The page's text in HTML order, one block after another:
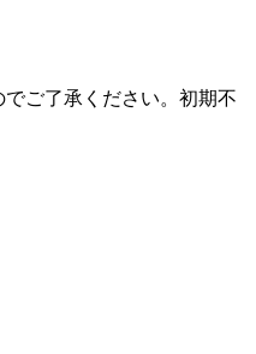
ご了承ください。初期不